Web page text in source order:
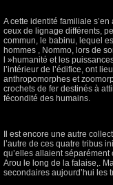
A cette identité familiale
ceux de lignage différents,
commun, le babinu, lequel
hommes , Nommo, lors de
l »humanité et les
l’intérieur de l’édifice, ont
anthropomorphes et
crochets de fer destinés à
fécondité des humains.
Il est encore une autre
l’autre de ces quatre tribus
qu’elles allaient
Arou le long de la falaise,.
secondaires aujourd’hui les